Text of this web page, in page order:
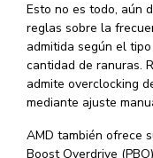
Esto no es todo, aún
reglas sobre la
admitida según el
cantidad de ranuras.
admite overclocking
mediante ajuste
AMD también ofrece
Boost Overdrive